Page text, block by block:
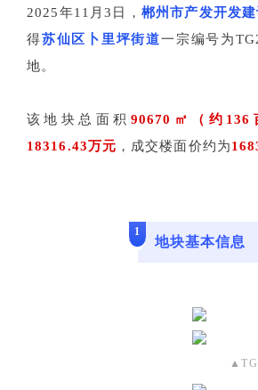
2025年11月3日， 郴州市产发开发建
得苏仙区卜里坪街道一宗编号为
地。
该地块总面积 90670㎡（约136
18316.43万元 ，成交楼面价约为
1
地块基本信息